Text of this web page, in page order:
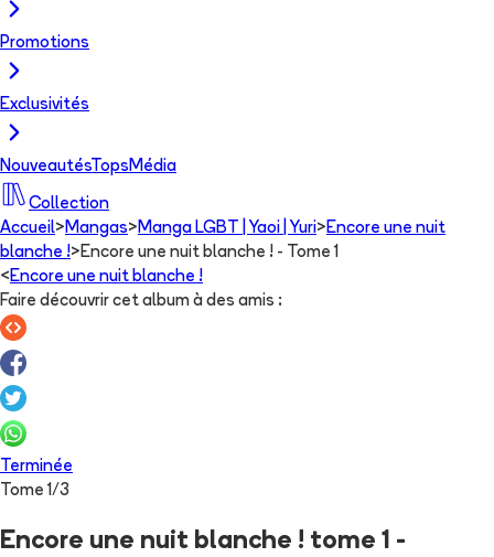
Promotions
Exclusivités
NouveautésTops Média
Collection
Accueil> Mangas> Manga LGBT | Yaoi | Yuri> Encore une nuit
blanche !> Encore une nuit blanche ! - Tome 1
< Encore une nuit blanche !
Faire découvrir cet album à des amis :
Terminée
Tome1/3
Encore une nuit blanche ! tome 1 -